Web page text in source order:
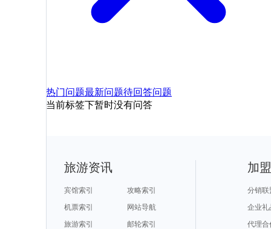
热门问题最新问题待回答问题
当前标签下暂时没有问答
旅游资讯
宾馆索引
攻略索引
机票索引
网站导航
旅游索引
邮轮索引
加
分销联
企业礼
代理合